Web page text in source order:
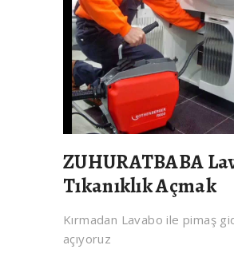
ZUHURATBABA
Tıkanıklık Açmak
Kırmadan Lavabo ile pimaş
açıyoruz